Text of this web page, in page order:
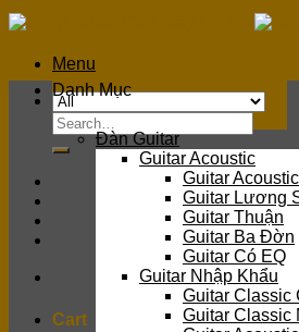
Skip
to
contentMenu
Search
for:
Cart
Danh Mục
Đàn Guitar
Guitar Acoustic
Guitar
Guitar Lương
Guitar Thuận
Guitar Ba Đờn
Guitar Có EQ
Guitar Nhập Khẩu
Guitar Classic
Guitar Classic